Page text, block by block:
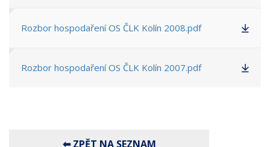
Rozbor hospodaření OS ČLK Kolín 2008.pdf
Rozbor hospodaření OS ČLK Kolín 2007.pdf
⬅ ZPĚT NA SEZNAM